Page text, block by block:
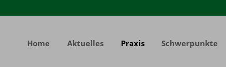
Home Aktuelles Praxis Schwerpunkte